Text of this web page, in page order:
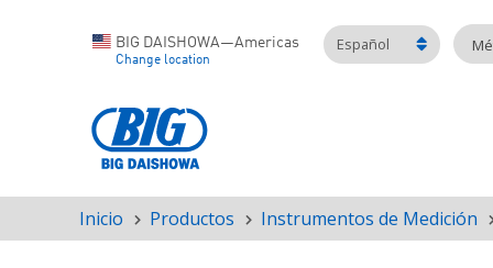
BIG DAISHOWA—Americas
Change location
Español
Ruta
de
Inicio Productos Instrumentos de Medición